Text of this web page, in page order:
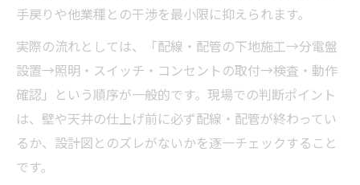
手戻りや他業種との干渉を最小限に抑えられます。
実際の流れとしては、「配線・配管の下地施工→分電盤
設置→照明・スイッチ・コンセントの取付→検査・動作
確認」という順序が一般的です。現場での判断ポイント
は、壁や天井の仕上げ前に必ず配線・配管が終わってい
るか、設計図とのズレがないかを逐一チェックすること
です。